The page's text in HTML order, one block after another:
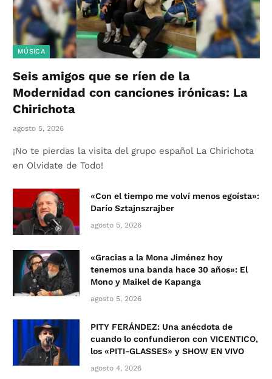
MÚSICA
Seis amigos que se ríen de la
Modernidad con canciones irónicas: La
Chirichota
agosto 5, 2026
¡No te pierdas la visita del grupo español La Chirichota
en Olvidate de Todo!
«Con el tiempo me volví menos egoísta»:
Darío Sztajnszrajber
agosto 5, 2026
«Gracias a la Mona Jiménez hoy
tenemos una banda hace 30 años»: El
Mono y Maikel de Kapanga
agosto 5, 2026
PITY FERÁNDEZ: Una anécdota de
cuando lo confundieron con VICENTICO,
los «PITI-GLASSES» y SHOW EN VIVO
agosto 4, 2026